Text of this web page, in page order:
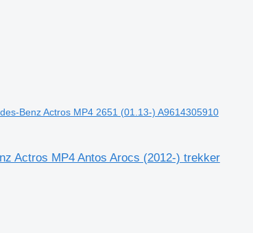
Benz Actros MP4 2651 (01.13-) A9614305910
Actros MP4 Antos Arocs (2012-) trekker